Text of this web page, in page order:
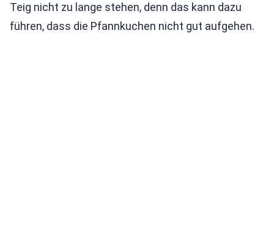
Teig nicht zu lange stehen, denn das kann dazu
führen, dass die Pfannkuchen nicht gut aufgehen.